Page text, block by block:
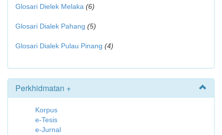
Glosari Dielek Melaka (6)
Glosari Dialek Pahang (5)
Glosari Dialek Pulau Pinang (4)
Perkhidmatan +
Korpus
e-Tesis
e-Jurnal